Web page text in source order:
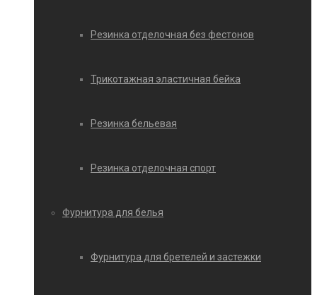
Резинка отделочная без фестонов
Трикотажная эластичная бейка
Резинка бельевая
Резинка отделочная спорт
Фурнитура для белья
Фурнитура для бретелей и застежки